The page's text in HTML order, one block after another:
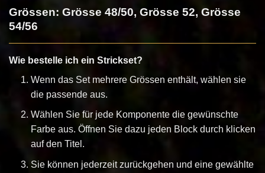
Grössen: Grösse 48/50, Grösse 52, Grösse
54/56
Wie bestelle ich ein Strickset?
Wenn das Set mehrere Grössen enthält, wählen sie
die passende aus.
Wählen Sie für jede Komponente die gewünschte
Farbe aus. Öffnen Sie dazu jeden Block durch klicken
auf den Titel.
Sie können jederzeit zurückgehen und eine gewählte